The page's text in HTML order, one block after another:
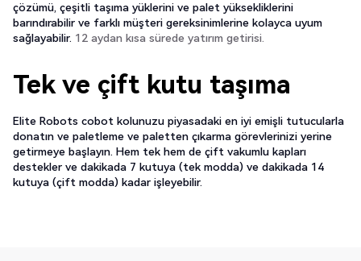
çözümü, çeşitli taşıma yüklerini ve palet yüksekliklerini
barındırabilir ve farklı müşteri gereksinimlerine kolayca uyum
sağlayabilir. 12 aydan kısa sürede yatırım getirisi.
Tek ve çift kutu taşıma
Elite Robots cobot kolunuzu piyasadaki en iyi emişli tutucularla
donatın ve paletleme ve paletten çıkarma görevlerinizi yerine
getirmeye başlayın. Hem tek hem de çift vakumlu kapları
destekler ve dakikada 7 kutuya (tek modda) ve dakikada 14
kutuya (çift modda) kadar işleyebilir.